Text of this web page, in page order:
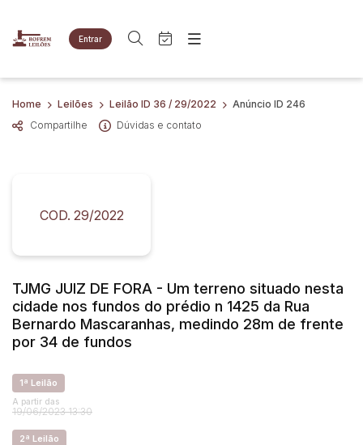
Entrar
Criar conta Entrar
Site
Agenda
Quem Somos
Imóveis
Terreno
Veículos
Caminhões
Carros
Motos
Busca por palavra-chave
Bairro
Judiciais Extrajudiciais
Faixa de valor
Quem Somos
Home Leilões Leilão ID 36 / 29/2022
Anúncio ID 246
Compartilhe
Dúvidas e contato
COD. 29/2022
TJMG JUIZ DE FORA - Um terreno situado nesta
cidade nos fundos do prédio n 1425 da Rua
Bernardo Mascaranhas, medindo 28m de frente
por 34 de fundos
1ª Leilão
A partir das
19/06/2023 13:30
2ª Leilão